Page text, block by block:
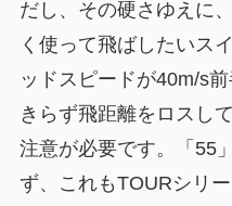
だし、その硬さゆえに
く使って飛ばしたいス
ッドスピードが40m/s
きらず飛距離をロスし
注意が必要です。「55
ず、これもTOURシリ